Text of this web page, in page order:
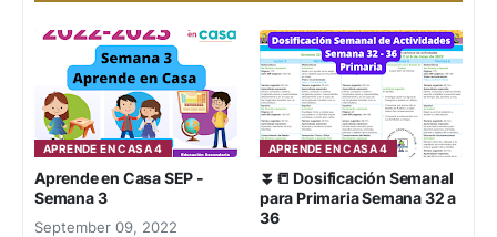
APRENDE EN CASA 4
Aprende en Casa SEP -
Semana 3
September 09, 2022
APRENDE EN CASA 4
⏬📒 Dosificación Semanal
para Primaria Semana 32 a
36